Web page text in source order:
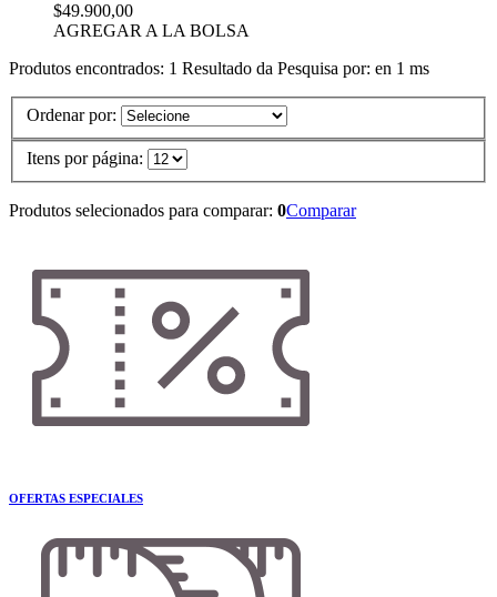
$49.900,00
AGREGAR A LA BOLSA
Produtos encontrados: 1 Resultado da Pesquisa por: en 1 ms
Ordenar por:
Itens por página:
Produtos selecionados para comparar: 0Comparar
OFERTAS ESPECIALES